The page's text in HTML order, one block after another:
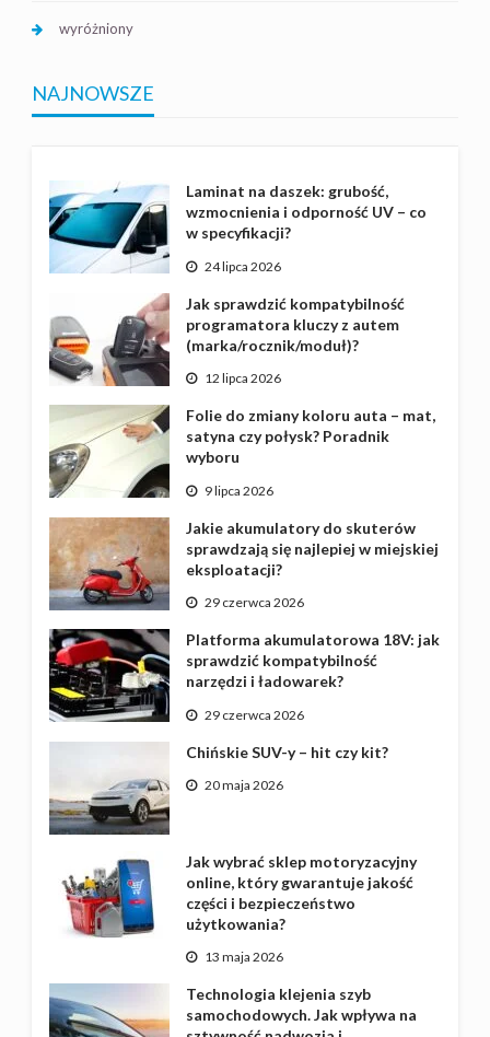
wyróżniony
NAJNOWSZE
Laminat na daszek: grubość,
wzmocnienia i odporność UV – co
w specyfikacji?
24 lipca 2026
Jak sprawdzić kompatybilność
programatora kluczy z autem
(marka/rocznik/moduł)?
12 lipca 2026
Folie do zmiany koloru auta – mat,
satyna czy połysk? Poradnik
wyboru
9 lipca 2026
Jakie akumulatory do skuterów
sprawdzają się najlepiej w miejskiej
eksploatacji?
29 czerwca 2026
Platforma akumulatorowa 18V: jak
sprawdzić kompatybilność
narzędzi i ładowarek?
29 czerwca 2026
Chińskie SUV-y – hit czy kit?
20 maja 2026
Jak wybrać sklep motoryzacyjny
online, który gwarantuje jakość
części i bezpieczeństwo
użytkowania?
13 maja 2026
Technologia klejenia szyb
samochodowych. Jak wpływa na